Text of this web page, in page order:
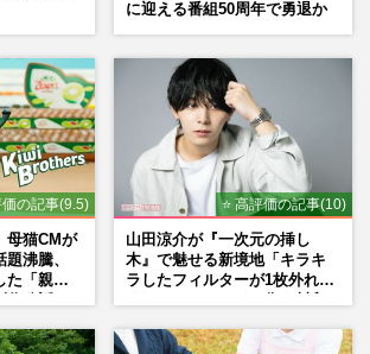
に迎える番組50周年で勇退か
価の記事(9.5)
母猫CMが
題沸騰、
た「親に
⭐ 高評価の記事(10)
山田涼介が『一次元の挿し
木』で魅せる新境地「キラキ
ラしたフィルターが1枚外れて